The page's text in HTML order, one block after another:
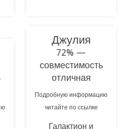
Джулия
72% —
совместимость
отличная
Подробную информацию
читайте по ссылке
Галактион и